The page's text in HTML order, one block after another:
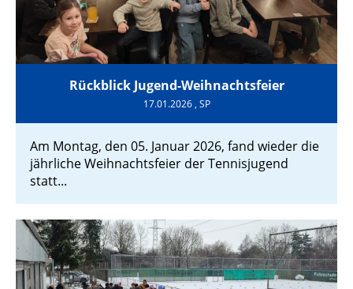
Rückblick Jugend-Weihnachtsfeier
17.01.2026, SP
Am Montag, den 05. Januar 2026, fand wieder die
jährliche Weihnachtsfeier der Tennisjugend
statt...